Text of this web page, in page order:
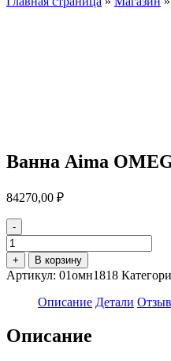
Ванна Aima
84270,00 ₽
-
Количество
товара
Ванна
Aima
OMEGA
180x180
+ В корзину
Артикул: 01омн1818
Описание Детали
Описание